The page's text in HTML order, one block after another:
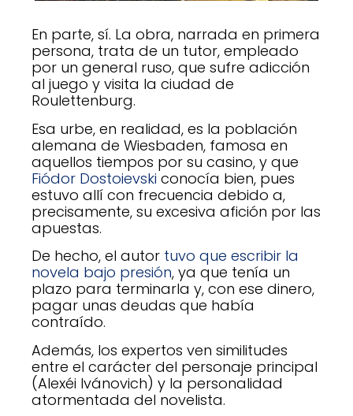
En parte, sí. La obra, narrada en primera
persona, trata de un tutor, empleado
por un general ruso, que sufre adicción
al juego y visita la ciudad de
Roulettenburg.
Esa urbe, en realidad, es la población
alemana de Wiesbaden, famosa en
aquellos tiempos por su casino, y que
Fiódor Dostoievski conocía bien, pues
estuvo allí con frecuencia debido a,
precisamente, su excesiva afición por las
apuestas.
De hecho, el autor tuvo que escribir la
novela bajo presión, ya que tenía un
plazo para terminarla y, con ese dinero,
pagar unas deudas que había
contraído.
Además, los expertos ven similitudes
entre el carácter del personaje principal
(Alexéi Ivánovich) y la personalidad
atormentada del novelista.